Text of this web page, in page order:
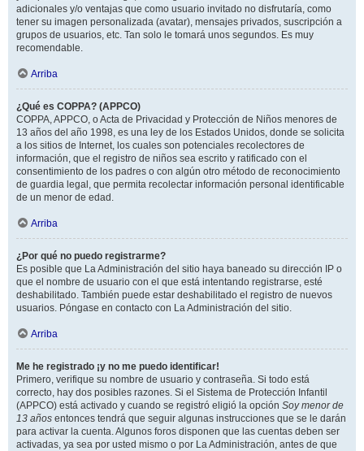
adicionales y/o ventajas que como usuario invitado no disfrutaría, como
tener su imagen personalizada (avatar), mensajes privados, suscripción a
grupos de usuarios, etc. Tan solo le tomará unos segundos. Es muy
recomendable.
Arriba
¿Qué es COPPA? (APPCO)
COPPA, APPCO, o Acta de Privacidad y Protección de Niños menores de
13 años del año 1998, es una ley de los Estados Unidos, donde se solicita
a los sitios de Internet, los cuales son potenciales recolectores de
información, que el registro de niños sea escrito y ratificado con el
consentimiento de los padres o con algún otro método de reconocimiento
de guardia legal, que permita recolectar información personal identificable
de un menor de edad.
Arriba
¿Por qué no puedo registrarme?
Es posible que La Administración del sitio haya baneado su dirección IP o
que el nombre de usuario con el que está intentando registrarse, esté
deshabilitado. También puede estar deshabilitado el registro de nuevos
usuarios. Póngase en contacto con La Administración del sitio.
Arriba
Me he registrado ¡y no me puedo identificar!
Primero, verifique su nombre de usuario y contraseña. Si todo está
correcto, hay dos posibles razones. Si el Sistema de Protección Infantil
(APPCO) está activado y cuando se registró eligió la opción Soy menor de
13 años entonces tendrá que seguir algunas instrucciones que se le darán
para activar la cuenta. Algunos foros disponen que las cuentas deben ser
activadas, ya sea por usted mismo o por La Administración, antes de que